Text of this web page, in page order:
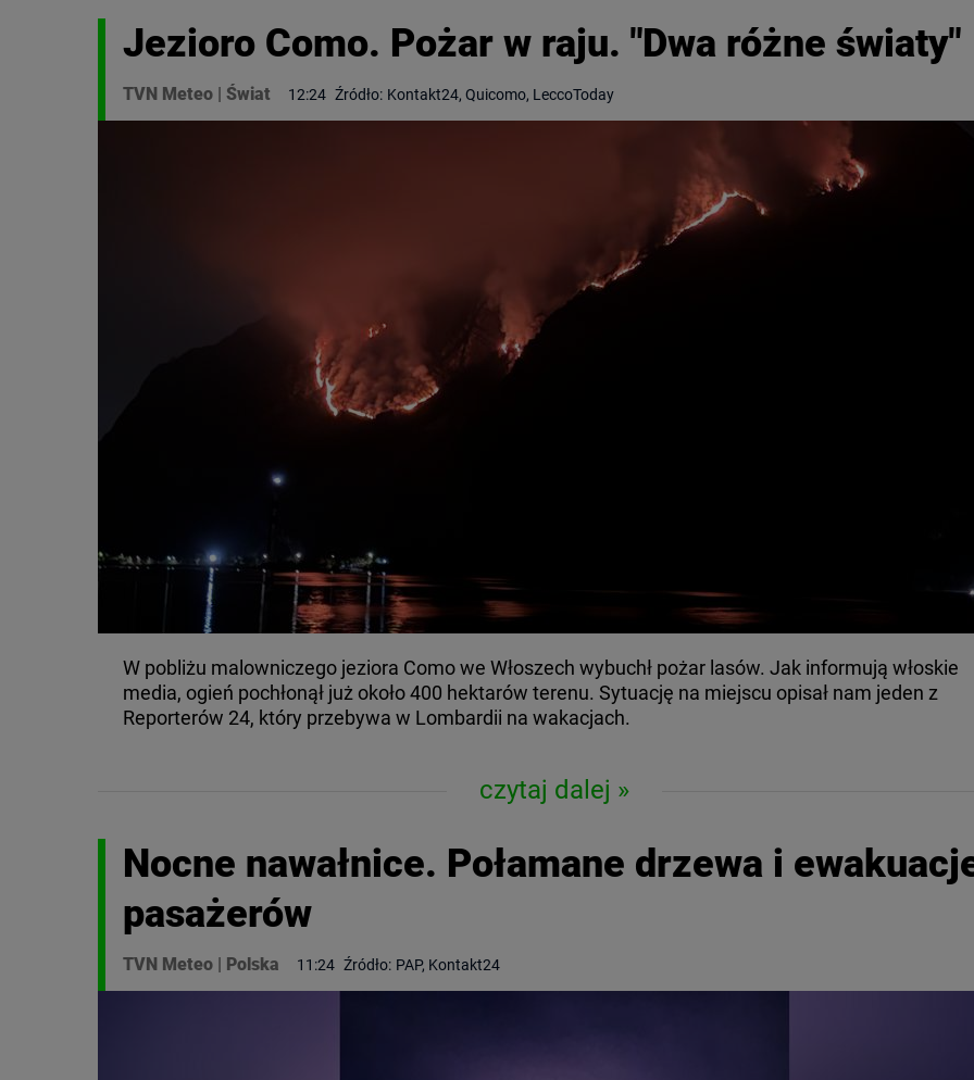
czytaj dalej
W pobliżu malowniczego jeziora Como we Włoszech wybuchł pożar lasów. Jak informują włoskie
media, ogień pochłonął już około 400 hektarów terenu. Sytuację na miejscu opisał nam jeden z
Reporterów 24, który przebywa w Lombardii na wakacjach.
Jezioro Como. Pożar w raju. "Dwa różne światy"
TVN Meteo | Świat 12:24 Źródło: Kontakt24, Quicomo, LeccoToday
Nocne nawałnice. Połamane drzewa i
pasażerów
TVN Meteo Polska 11:24 Źródło: PAP, Kontakt24